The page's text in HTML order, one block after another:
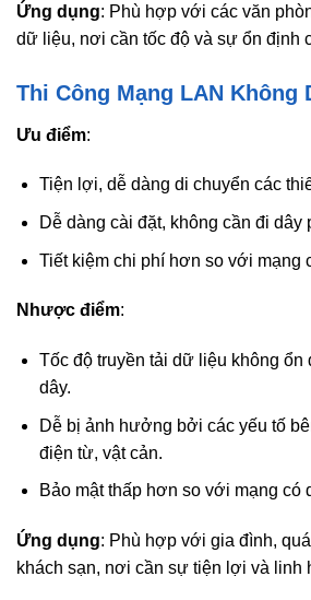
Ứng dụng: Phù hợp với các văn
dữ liệu, nơi cần tốc độ và sự ổn định
Thi Công Mạng LAN Không
Ưu điểm:
Tiện lợi, dễ dàng di chuyển các
Dễ dàng cài đặt, không cần đi dây
Tiết kiệm chi phí hơn so với mạng
Nhược điểm:
Tốc độ truyền tải dữ liệu không ổn
dây.
Dễ bị ảnh hưởng bởi các yếu tố
điện từ, vật cản.
Bảo mật thấp hơn so với mạng có
Ứng dụng: Phù hợp với gia đình,
khách sạn, nơi cần sự tiện lợi và linh